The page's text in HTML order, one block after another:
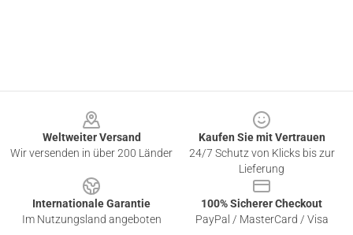
Weltweiter Versand
Wir versenden in über 200 Länder
Kaufen Sie mit Vertrauen
24/7 Schutz von Klicks bis zur
Lieferung
Internationale Garantie
Im Nutzungsland angeboten
100% Sicherer Checkout
PayPal / MasterCard / Visa